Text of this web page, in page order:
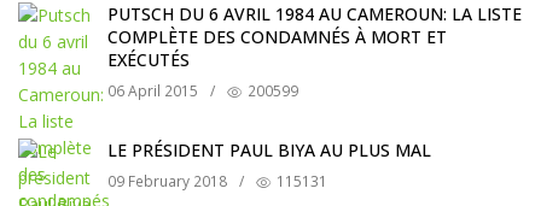
PUTSCH DU 6 AVRIL 1984 AU CAMEROUN: LA LISTE
COMPLÈTE DES CONDAMNÉS À MORT ET
EXÉCUTÉS
06 April 2015 / 200599
LE PRÉSIDENT PAUL BIYA AU PLUS MAL
09 February 2018 / 115131